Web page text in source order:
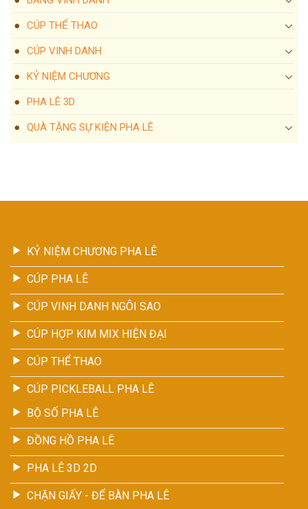
CÚP THỂ THAO
CÚP VINH DANH
KỶ NIỆM CHƯƠNG
PHA LÊ 3D
QUÀ TẶNG SỰ KIỆN PHA LÊ
KỶ NIỆM CHƯƠNG PHA LÊ
CÚP PHA LÊ
CÚP VINH DANH NGÔI SAO
CÚP HỢP KIM MIX HIỆN ĐẠI
CÚP THỂ THAO
CÚP PICKLEBALL PHA LÊ
BỘ SỐ PHA LÊ
ĐỒNG HỒ PHA LÊ
PHA LÊ 3D 2D
CHẶN GIẤY - ĐỂ BÀN PHA LÊ